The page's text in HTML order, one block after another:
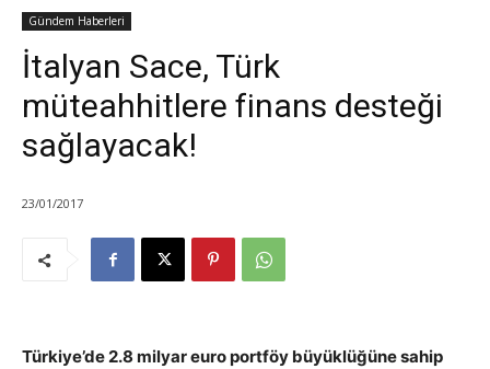
Gündem Haberleri
İtalyan Sace, Türk
müteahhitlere finans desteği
sağlayacak!
23/01/2017
Türkiye’de 2.8 milyar euro portföy büyüklüğüne sahip